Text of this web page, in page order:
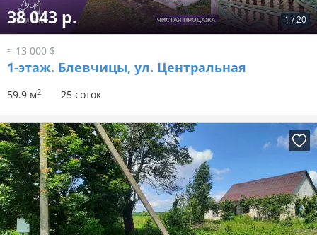
1 /20
38 043 р.
≈ 13 000 $
1-этаж. Блевчицы, ул. Центральная
59.9 м2 25 соток